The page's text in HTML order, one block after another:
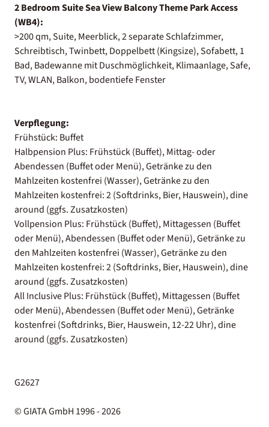
2 Bedroom Suite Sea View Balcony Theme Park Access
(WB4):
>200 qm, Suite, Meerblick, 2 separate Schlafzimmer,
Schreibtisch, Twinbett, Doppelbett (Kingsize), Sofabett, 1
Bad, Badewanne mit Duschmöglichkeit, Klimaanlage, Safe,
TV, WLAN, Balkon, bodentiefe Fenster
Verpflegung:
Frühstück: Buffet
Halbpension Plus: Frühstück (Buffet), Mittag- oder
Abendessen (Buffet oder Menü), Getränke zu den
Mahlzeiten kostenfrei (Wasser), Getränke zu den
Mahlzeiten kostenfrei: 2 (Softdrinks, Bier, Hauswein), dine
around (ggfs. Zusatzkosten)
Vollpension Plus: Frühstück (Buffet), Mittagessen (Buffet
oder Menü), Abendessen (Buffet oder Menü), Getränke zu
den Mahlzeiten kostenfrei (Wasser), Getränke zu den
Mahlzeiten kostenfrei: 2 (Softdrinks, Bier, Hauswein), dine
around (ggfs. Zusatzkosten)
All Inclusive Plus: Frühstück (Buffet), Mittagessen (Buffet
oder Menü), Abendessen (Buffet oder Menü), Getränke
kostenfrei (Softdrinks, Bier, Hauswein, 12-22 Uhr), dine
around (ggfs. Zusatzkosten)
G2627
© GIATA GmbH 1996 - 2026